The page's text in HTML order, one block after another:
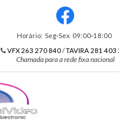
Horário: Seg‑Sex 09:00‑18:00
VFX 263 270 840/TAVIRA 281 403
Chamada para a rede fixa nacional